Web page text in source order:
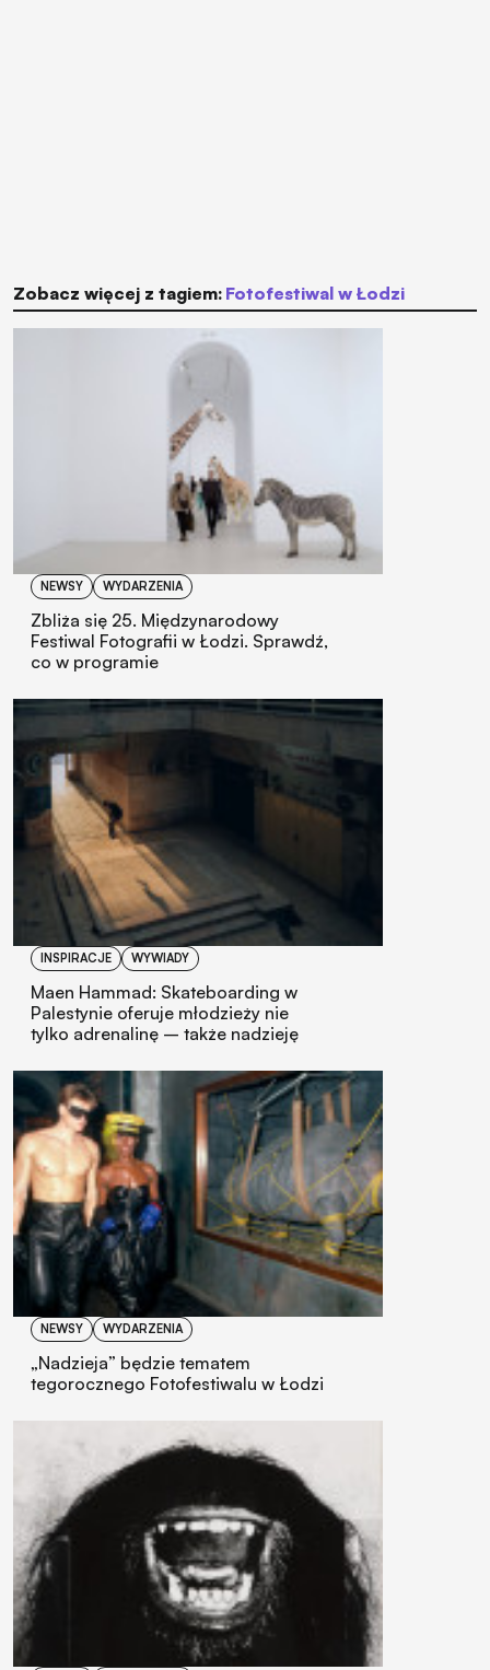
Zobacz więcej z tagiem: Fotofestiwal w Łodzi
NEWSY WYDARZENIA
Zbliża się 25. Międzynarodowy
Festiwal Fotografii w Łodzi. Sprawdź,
co w programie
INSPIRACJE WYWIADY
Maen Hammad: Skateboarding w
Palestynie oferuje młodzieży nie
tylko adrenalinę – także nadzieję
NEWSY WYDARZENIA
„Nadzieja” będzie tematem
tegorocznego Fotofestiwalu w Łodzi